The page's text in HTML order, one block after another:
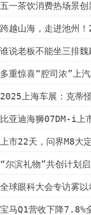
五一茶饮消费热场景
跨越山海，走进池州
谁说老板不能坐三排
多重惊喜“腔司浓”上
2025上海车展：克蒂
比亚迪海狮07DM-i
上市22天，问界M8大
“尔滨礼物”共创计划
全球眼科大会专访雾
宝马Q1营收下降7.8%